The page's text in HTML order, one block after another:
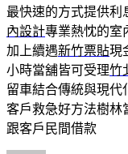
最快速的方式提供利
內設計專業熱忱的室
加上續遇新竹票貼現
小時當舖皆可受理竹
留車結合傳統與現代
客戶救急好方法樹林
跟客戶民間借款